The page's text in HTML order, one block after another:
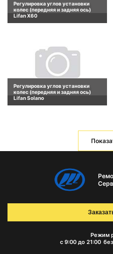
Регулировка углов установки
колес (передняя и задняя ось)
Lifan X60
Регулировка углов установки
колес (передняя и задняя ось)
Lifan Solano
Режим
с 9:00 до 21:00